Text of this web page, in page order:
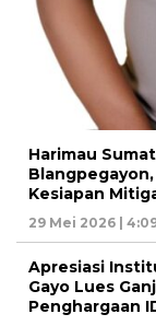
Harimau
Kesiapan
29 Mei 2026 |
Apresiasi
Gayo Lues
Penghargaan